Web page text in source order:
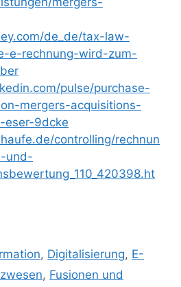
de_de/tax-law-
e-rechnung-wird-zum-
pulse/purchase-
mergers-acquisitions-
eser-9dcke
controlling/rechnun
und-
, Digitalisierung, E-
, Fusionen und